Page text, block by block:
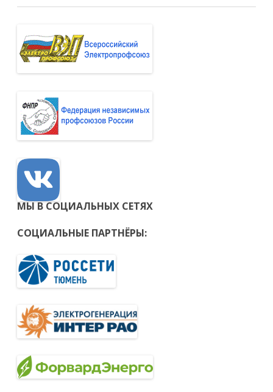
МЫ В СОЦИАЛЬНЫХ СЕТЯХ
СОЦИАЛЬНЫЕ ПАРТНЁРЫ: